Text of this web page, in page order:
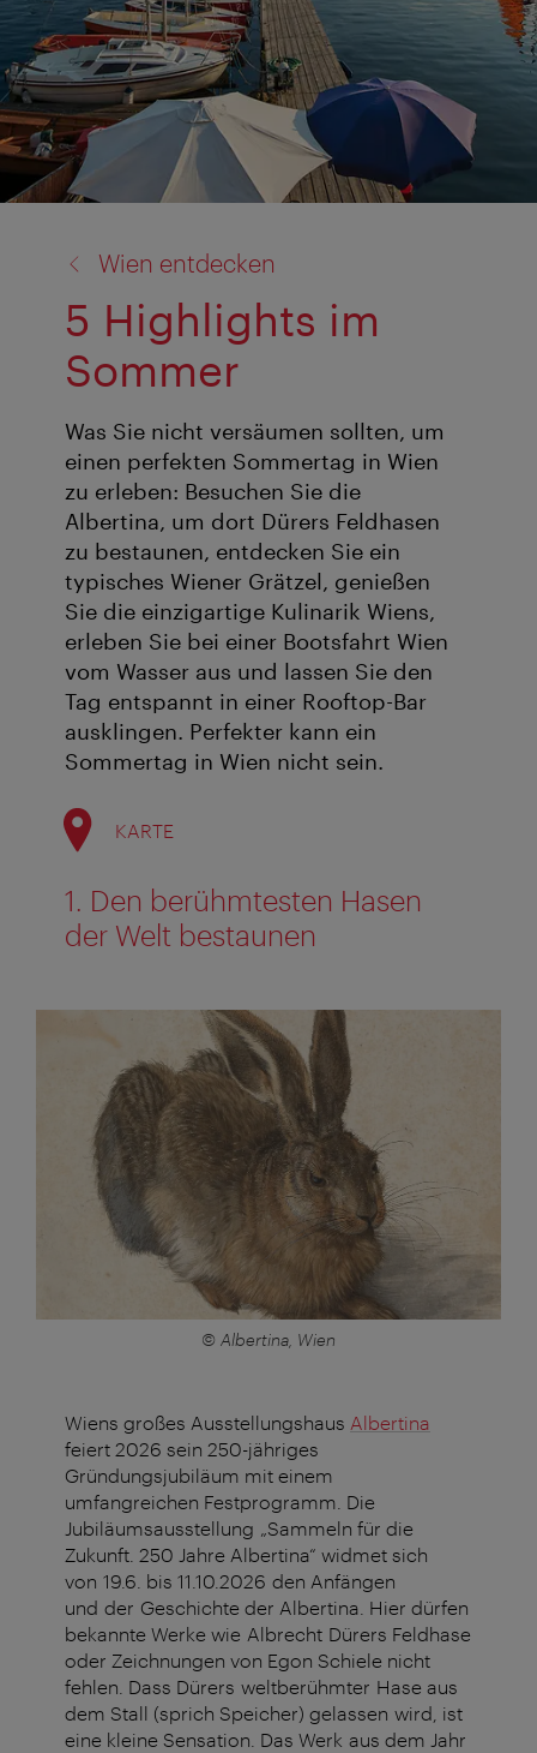
Wien entdecken
5 Highlights im
Sommer
Was Sie nicht versäumen sollten, um
einen perfekten Sommertag in Wien
zu erleben: Besuchen Sie die
Albertina, um dort Dürers Feldhasen
zu bestaunen, entdecken Sie ein
typisches Wiener Grätzel, genießen
Sie die einzigartige Kulinarik Wiens,
erleben Sie bei einer Bootsfahrt Wien
vom Wasser aus und lassen Sie den
Tag entspannt in einer Rooftop-Bar
ausklingen. Perfekter kann ein
Sommertag in Wien nicht sein.
KARTE
1. Den berühmtesten Hasen
der Welt bestaunen
© Albertina, Wien
Wiens großes Ausstellungshaus Albertina
feiert 2026 sein 250-jähriges
Gründungsjubiläum mit einem
umfangreichen Festprogramm. Die
Jubiläumsausstellung „Sammeln für die
Zukunft. 250 Jahre Albertina“ widmet sich
von 19.6. bis 11.10.2026 den Anfängen
und der Geschichte der Albertina. Hier dürfen
bekannte Werke wie Albrecht Dürers Feldhase
oder Zeichnungen von Egon Schiele nicht
fehlen. Dass Dürers weltberühmter Hase aus
dem Stall (sprich Speicher) gelassen wird, ist
eine kleine Sensation. Das Werk aus dem Jahr